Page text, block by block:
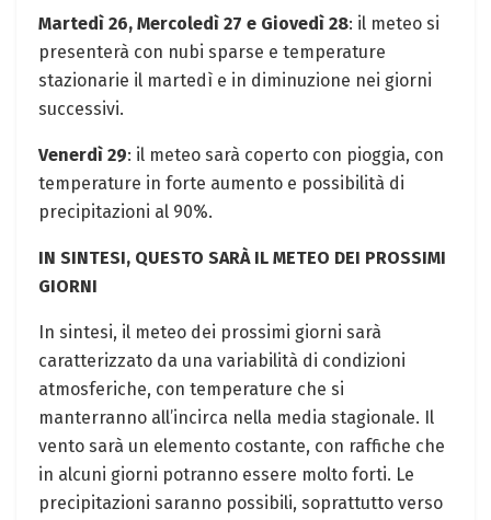
Martedì 26, Mercoledì 27 e Giovedì 28: il meteo si
presenterà con nubi sparse e temperature
stazionarie il martedì e in diminuzione nei giorni
successivi.
Venerdì 29: il meteo sarà coperto con pioggia, con
temperature in forte aumento e possibilità di
precipitazioni al 90%.
IN SINTESI, QUESTO SARÀ IL METEO DEI PROSSIMI
GIORNI
In sintesi, il meteo dei prossimi giorni sarà
caratterizzato da una variabilità di condizioni
atmosferiche, con temperature che si
manterranno all’incirca nella media stagionale. Il
vento sarà un elemento costante, con raffiche che
in alcuni giorni potranno essere molto forti. Le
precipitazioni saranno possibili, soprattutto verso